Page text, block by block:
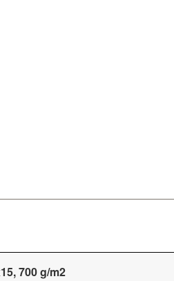
700 g/m2